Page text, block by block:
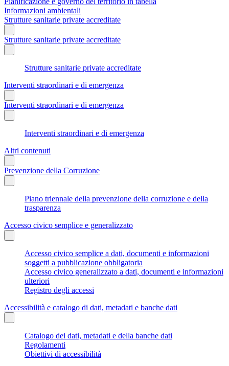
Informazioni ambientali
Strutture sanitarie private accreditate
Strutture sanitarie private accreditate
Strutture sanitarie private accreditate
Interventi straordinari e di emergenza
Interventi straordinari e di emergenza
Interventi straordinari e di emergenza
Altri contenuti
Prevenzione della Corruzione
Piano triennale della prevenzione della corruzione e della
trasparenza
Accesso civico semplice e generalizzato
Accesso civico semplice a dati, documenti e informazioni
soggetti a pubblicazione obbligatoria
Accesso civico generalizzato a dati, documenti e informazioni
ulteriori
Registro degli accessi
Accessibilità e catalogo di dati, metadati e banche dati
Catalogo dei dati, metadati e della banche dati
Regolamenti
Obiettivi di accessibilità